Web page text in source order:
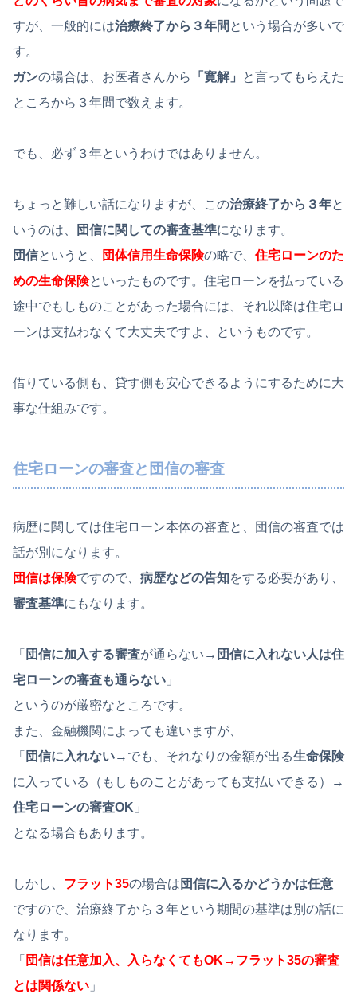
すが、一般的には治療終了から３年間 という場合が多いで
す。
ガンの場合は、お医者さんから 「寛解」
と言ってもらえた
ところから３年間で数えます。
でも、必ず３年というわけではありません。
ちょっと難しい話になりますが、この治療終了から３年と
いうのは、
団信に関しての審査基準になります。
団信というと、 団体信用生命保険の略で、 住宅ローンのた
めの生命保険といったものです。住宅ローンを払っている
途中でもしものことがあった場合には、それ以降は住宅ロ
ーンは支払わなくて大丈夫ですよ、というものです。
借りている側も、貸す側も安心できるようにするために大
事な仕組みです。
住宅ローンの審査と団信の審査
病歴に関しては住宅ローン本体の審査と、団信の審査では
話が別になります。
団信は保険ですので、 病歴などの告知をする必要があり、
審査基準にもなります。
「 団信に加入する審査が通らない→ 団信に入れない人は住
宅ローンの審査も通らない 」
というのが厳密なところです。
また、金融機関によっても違いますが、
「 団信に入れない→でも、それなりの金額が出る生命保険
に入っている（もしものことがあっても支払いできる）→
住宅ローンの審査OK 」
となる場合もあります。
しかし、 フラット35の場合は 団信に入るかどうかは任意
ですので、治療終了から３年という期間の基準は別の話に
なります。
「 団信は任意加入、入らなくてもOK→フラット35の審査
とは関係ない 」